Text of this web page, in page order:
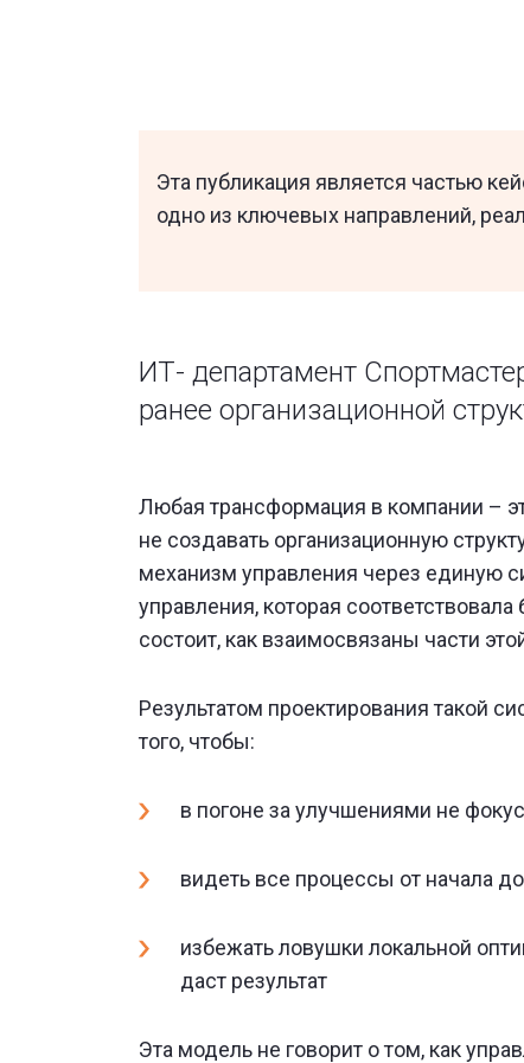
Эта публикация является частью
одно из ключевых направлений,
ИТ- департамент
ранее организационной
Любая трансформация в компании –
не создавать организационную
механизм управления через единую
управления, которая
состоит, как взаимосвязаны части
Результатом проектирования такой
того, чтобы:
в погоне за улучшениями не
видеть все процессы от начала
избежать ловушки локальной
даст результат
Эта модель не говорит о том, как